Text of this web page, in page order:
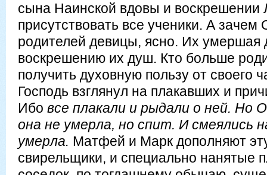
сына Наинской вдовы и воскрешении
присутствовать все ученики. А
родителей девицы, ясно. Их умершая
воскрешению их душ. Кто больше
получить духовную пользу от своего
Господь взглянул на плакавших и
Ибо все плакали и рыдали о ней. Но
она не умерла, но спит. И смеялись
умерла. Матфей и Марк дополняют
свирельщики, и специально нанятые